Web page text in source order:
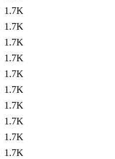
1.7K
1.7K
1.7K
1.7K
1.7K
1.7K
1.7K
1.7K
1.7K
1.7K